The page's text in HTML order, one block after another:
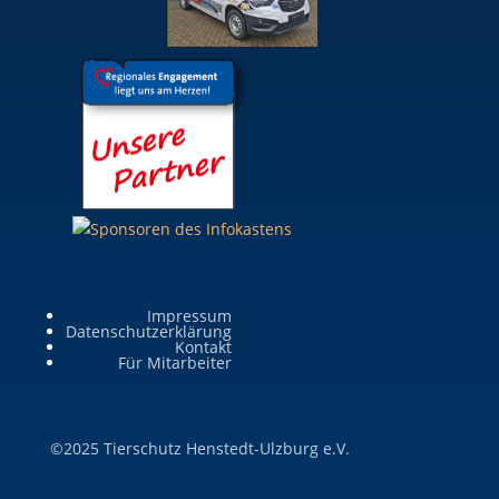
Impressum
Datenschutzerklärung
Kontakt
Für Mitarbeiter
©2025 Tierschutz Henstedt-Ulzburg e.V.